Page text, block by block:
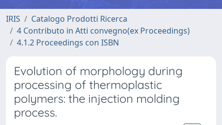
IRIS
Catalogo Prodotti Ricerca
4 Contributo in Atti convegno(ex Proceedings)
4.1.2 Proceedings con ISBN
Evolution of morphology during
processing of thermoplastic
polymers: the injection molding
process.